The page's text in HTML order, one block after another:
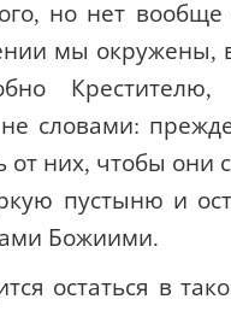
но нет
мы окружены,
Крестителю,
не словами:
от них, чтобы они
пустыню и
Божиими.
остаться в